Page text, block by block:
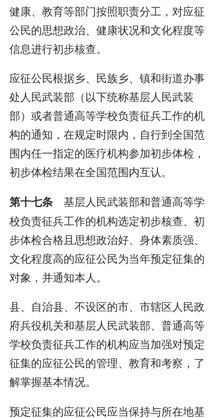
健康、教育等部门按照职责分工，对应征
公民的思想政治、健康状况和文化程度等
信息进行初步核查。
应征公民根据乡、民族乡、镇和街道办事
处人民武装部（以下统称基层人民武装
部）或者普通高等学校负责征兵工作的机
构的通知，在规定时限内，自行到全国范
围内任一指定的医疗机构参加初步体检，
初步体检结果在全国范围内互认。
第十七条 基层人民武装部和普通高等学
校负责征兵工作的机构选定初步核查、初
步体检合格且思想政治好、身体素质强、
文化程度高的应征公民为当年预定征集的
对象，并通知本人。
县、自治县、不设区的市、市辖区人民政
府兵役机关和基层人民武装部、普通高等
学校负责征兵工作的机构应当加强对预定
征集的应征公民的管理、教育和考察，了
解掌握基本情况。
预定征集的应征公民应当保持与所在地基